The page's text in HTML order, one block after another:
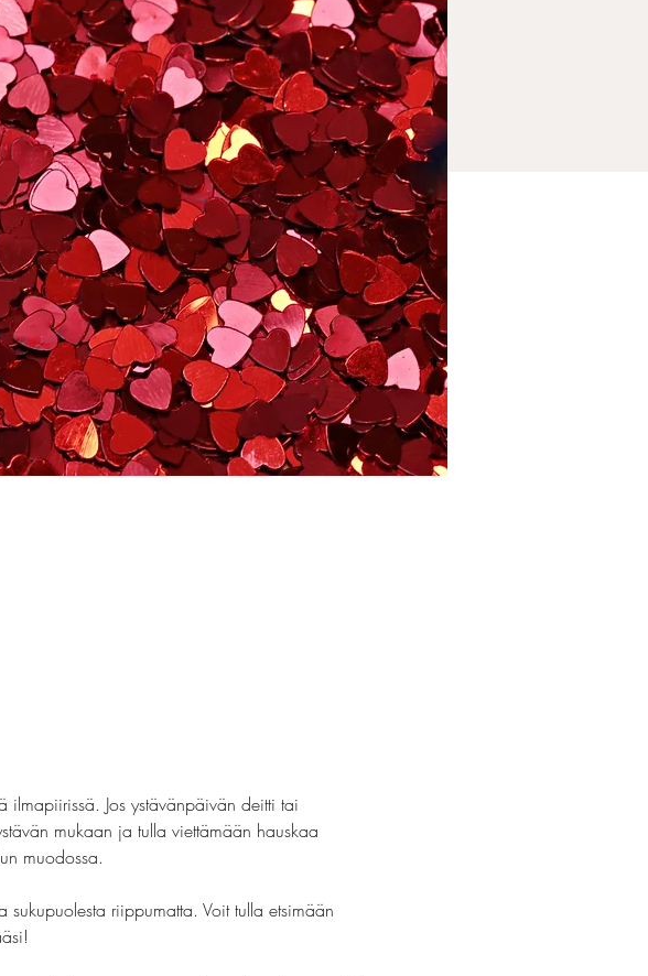
ilmapiirissä. Jos ystävänpäivän deitti tai
mukaan ja tulla viettämään hauskaa
muodossa.
riippumatta. Voit tulla etsimään